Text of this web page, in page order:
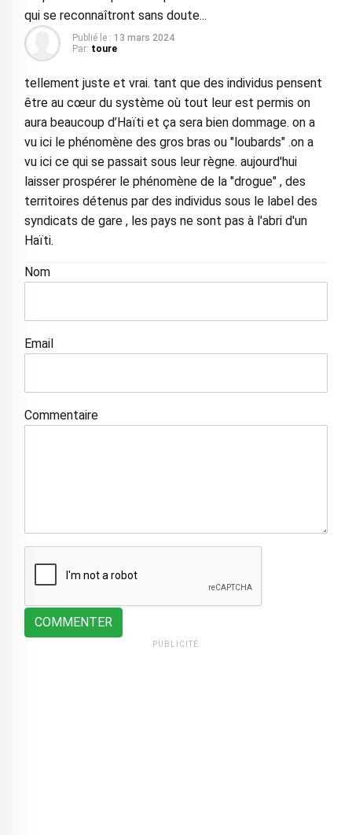
qui se reconnaîtront sans doute...
Publié le : 13 mars 2024
Par: toure
tellement juste et vrai. tant que des individus pensent
être au cœur du système où tout leur est permis on
aura beaucoup d’Haïti et ça sera bien dommage. on a
vu ici le phénomène des gros bras ou "loubards" .on a
vu ici ce qui se passait sous leur règne. aujourd'hui
laisser prospérer le phénomène de la "drogue" , des
territoires détenus par des individus sous le label des
syndicats de gare , les pays ne sont pas à l'abri d'un
Haïti.
Nom
Email
Commentaire
COMMENTER
PUBLICITÉ